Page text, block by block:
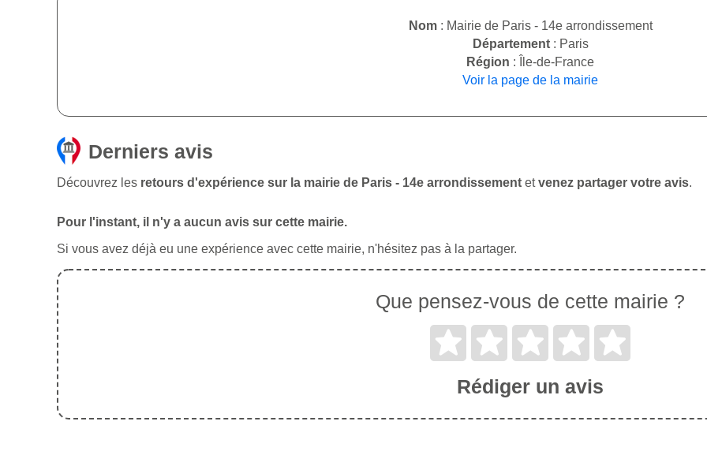
Nom: Mairie de Paris - 14e arrondissement
Département: Paris
Région : Île-de-France
Voir la page de la mairie
Derniers avis
Découvrez les retours d'expérience sur la mairie de Paris - 14e arrondissement etvenez partager votre avis.
Pour l'instant, il n'y a aucun avis sur cette mairie.
Si vous avez déjà eu une expérience avec cette mairie, n'hésitez pas à la partager.
Que pensez-vous de cette mairie ?
Rédiger un avis